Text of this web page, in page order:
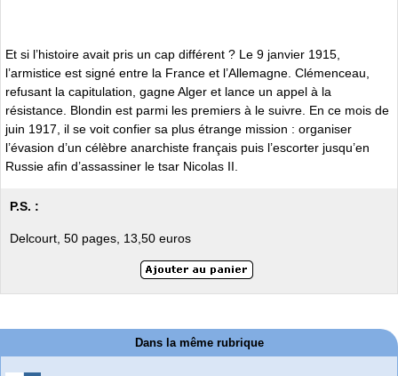
Et si l’histoire avait pris un cap différent ? Le 9 janvier 1915,
l’armistice est signé entre la France et l’Allemagne. Clémenceau,
refusant la capitulation, gagne Alger et lance un appel à la
résistance. Blondin est parmi les premiers à le suivre. En ce mois de
juin 1917, il se voit confier sa plus étrange mission : organiser
l’évasion d’un célèbre anarchiste français puis l’escorter jusqu’en
Russie afin d’assassiner le tsar Nicolas II.
P.S. :
Delcourt, 50 pages, 13,50 euros
Dans la même rubrique